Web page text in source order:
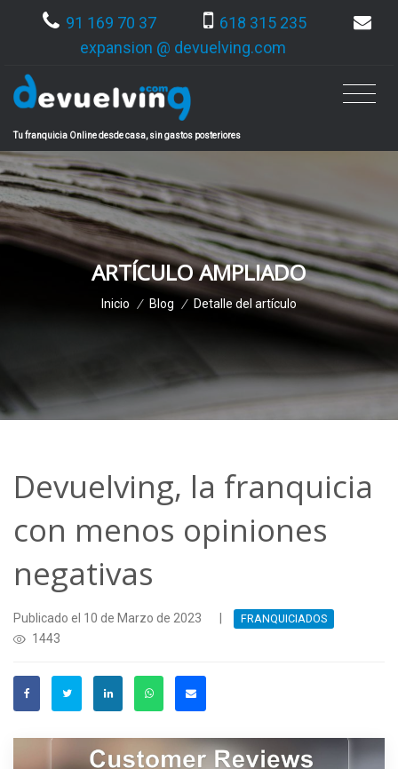
91 169 70 37
618 315 235
expansion @ devuelving.com
Tu franquicia Online desde casa, sin gastos posteriores
ARTÍCULO AMPLIADO
Inicio / Blog / Detalle del artículo
Devuelving, la franquicia
con menos opiniones
negativas
Publicado el 10 de Marzo de 2023 FRANQUICIADOS
1443